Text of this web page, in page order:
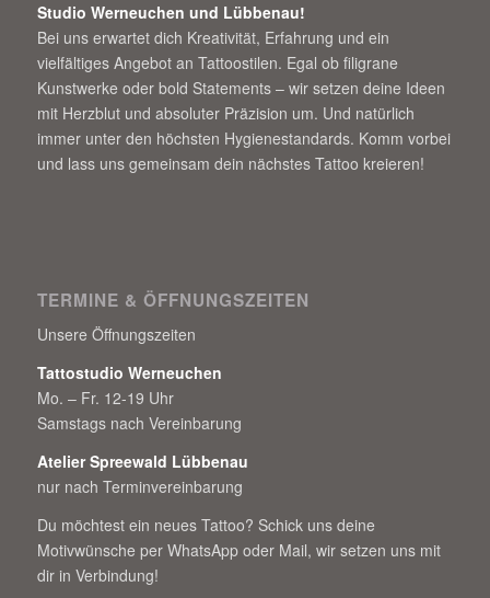
Studio Werneuchen und Lübbenau!
Bei uns erwartet dich Kreativität, Erfahrung und ein
vielfältiges Angebot an Tattoostilen. Egal ob filigrane
Kunstwerke oder bold Statements – wir setzen deine Ideen
mit Herzblut und absoluter Präzision um. Und natürlich
immer unter den höchsten Hygienestandards. Komm vorbei
und lass uns gemeinsam dein nächstes Tattoo kreieren!
TERMINE & ÖFFNUNGSZEITEN
Unsere Öffnungszeiten
Tattostudio Werneuchen
Mo. – Fr. 12-19 Uhr
Samstags nach Vereinbarung
Atelier Spreewald Lübbenau
nur nach Terminvereinbarung
Du möchtest ein neues Tattoo? Schick uns deine
Motivwünsche per WhatsApp oder Mail, wir setzen uns mit
dir in Verbindung!